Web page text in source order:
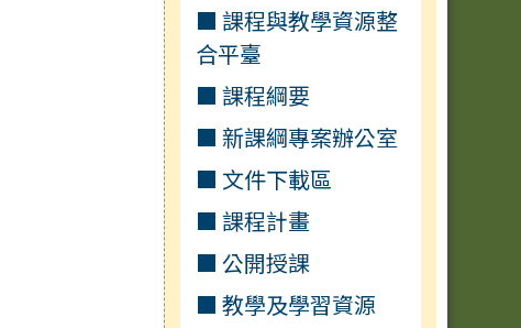
■ 課程與教學資源整
合平臺
■ 課程綱要
■ 新課綱專案辦公室
■ 文件下載區
■ 課程計畫
■ 公開授課
■ 教學及學習資源